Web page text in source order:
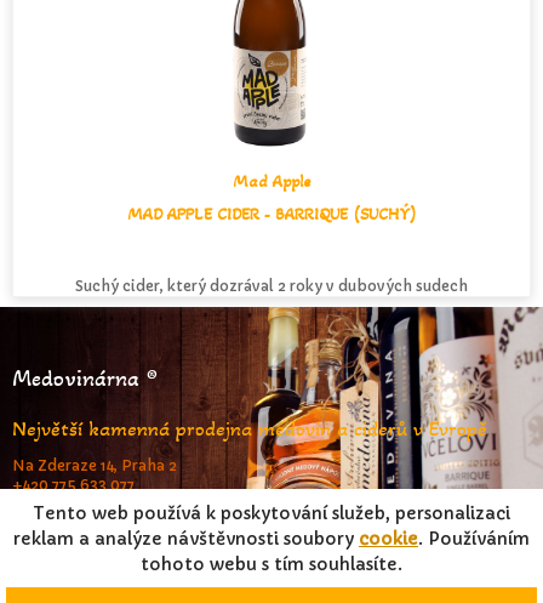
Mad Apple
MAD APPLE CIDER - BARRIQUE (SUCHÝ)
Suchý cider, který dozrával 2 roky v dubových sudech
Medovinárna ®
Největší kamenná prodejna medovin a ciderů v Evropě
Na Zderaze 14, Praha 2
+420 775 633 077
www.medovinarna.cz
© FrameStar s.r.o. & Jiří Pouček 2023 |RSS|Mapa stránek
|Podmínky užití|Osobní údaje
Tento web používá k poskytování služeb, personalizaci
reklam a analýze návštěvnosti soubory cookie. Používáním
tohoto webu s tím souhlasíte.